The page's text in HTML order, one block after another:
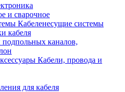
и сварочное
Кабеленесущие системы
кабеля
каналов,
Кабели, провода и
для кабеля